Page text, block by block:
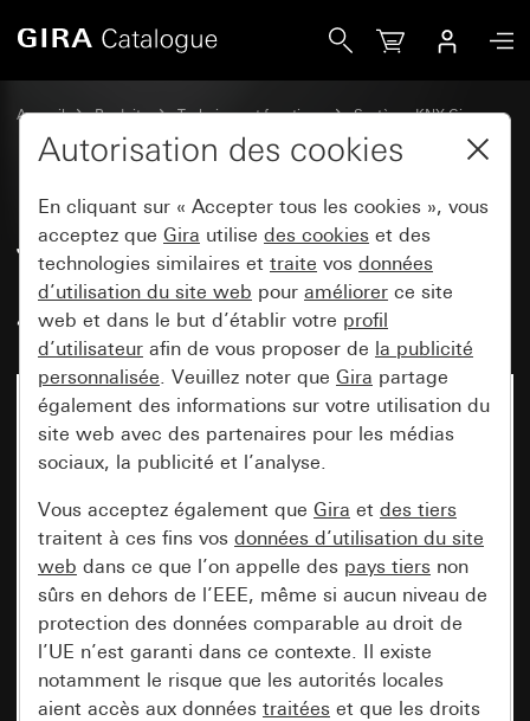
Accueil Produits Technique et fonctions
Système KNX Gira
Appareils de commande Gira pour KNX
Jeu de bascules 2x
personnalisable pour Tastsensor
4.95
Autorisation des cookies
En cliquant sur « Accepter tous les cookies », vous
acceptez que Gira utilise des cookies et des
technologies similaires et traite vos données
d’utilisation du site web pour améliorer ce site
web et dans le but d’établir votre profil
d’utilisateur afin de vous proposer de la publicité
personnalisée. Veuillez noter que Gira partage
également des informations sur votre utilisation du
site web avec des partenaires pour les médias
sociaux, la publicité et l’analyse.
Vous acceptez également que Gira et des tiers
traitent à ces fins vos données d’utilisation du site
web dans ce que l’on appelle des pays tiers non
sûrs en dehors de l’EEE, même si aucun niveau de
protection des données comparable au droit de
l’UE n’est garanti dans ce contexte. Il existe
notamment le risque que les autorités locales
aient accès aux données traitées et que les droits